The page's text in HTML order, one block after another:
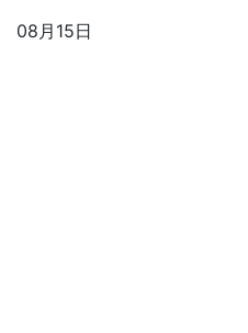
08月15日